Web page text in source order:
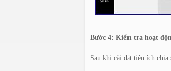
Bước 4: Kiểm tra hoạt
Sau khi cài đặt tiện ích chia